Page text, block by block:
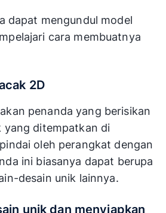
dapat mengundul model
cara membuatnya
2D
penanda yang berisikan
yang ditempatkan di
oleh perangkat dengan
ini biasanya dapat berupa
desain unik lainnya.
unik dan menyiapkan